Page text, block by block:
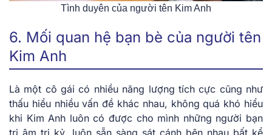
Tình duyên của người tên Kim Anh
6. Mối quan hệ bạn bè của người tên
Kim Anh
Là một cô gái có nhiều năng lượng tích cực cũng như
thấu hiểu nhiều vấn đề khác nhau, không quá khó hiểu
khi Kim Anh luôn có được cho mình những người bạn
tri âm tri kỷ, luôn sẵn sàng sát cánh bên nhau bất kể